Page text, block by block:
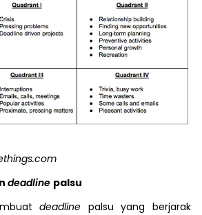
deadline palsu
deadline palsu yang berjarak